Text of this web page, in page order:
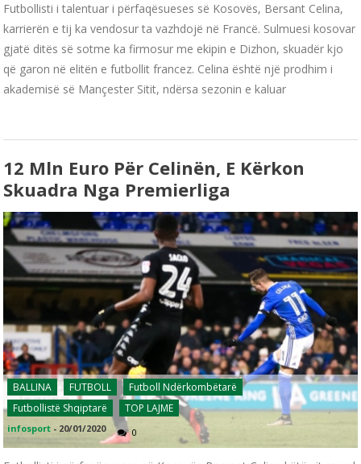
Futbollisti i talentuar i përfaqësueses së Kosovës, Bersant Celina,
karrierën e tij ka vendosur ta vazhdojë në Francë. Sulmuesi kosovar
gjatë ditës së sotme ka firmosur me ekipin e Dizhon, skuadër kjo
që garon në elitën e futbollit francez. Celina është një prodhim i
akademisë së Mançester Sitit, ndërsa sezonin e kaluar
12 Mln Euro Për Celinën, E Kërkon
Skuadra Nga Premierliga
BALLINA FUTBOLL
Futboll Ndërkombëtarë
Futbollistë Shqiptarë
TOP LAJME
infosport - 20/01/2020 0